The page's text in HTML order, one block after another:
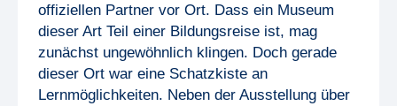
offiziellen Partner vor Ort. Dass ein Museum
dieser Art Teil einer Bildungsreise ist, mag
zunächst ungewöhnlich klingen. Doch gerade
dieser Ort war eine Schatzkiste an
Lernmöglichkeiten. Neben der Ausstellung über